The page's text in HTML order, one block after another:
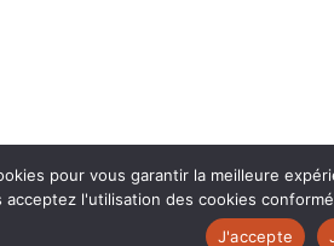
pour vous garantir la meilleure
acceptez l'utilisation des cookies
J'accepte